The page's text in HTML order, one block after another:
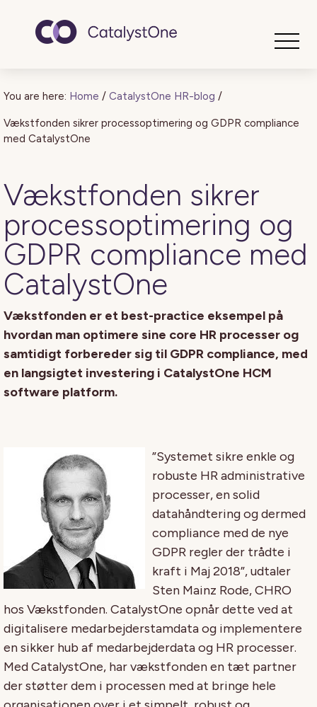
You are here: Home / CatalystOne HR-blog /
Vækstfonden sikrer processoptimering og GDPR compliance
med CatalystOne
Vækstfonden sikrer
processoptimering og
GDPR compliance med
CatalystOne
Vækstfonden er et best-practice eksempel på
hvordan man optimere sine core HR processer og
samtidigt forbereder sig til GDPR compliance, med
en langsigtet investering i CatalystOne HCM
software platform.
”Systemet sikre enkle og
robuste HR administrative
processer, en solid
datahåndtering og dermed
compliance med de nye
GDPR regler der trådte i
kraft i Maj 2018”, udtaler
Sten Mainz Rode, CHRO
hos Vækstfonden. CatalystOne opnår dette ved at
digitalisere medarbejderstamdata og implementere
en sikker hub af medarbejderdata og HR processer.
Med CatalystOne, har vækstfonden en tæt partner
der støtter dem i processen med at bringe hele